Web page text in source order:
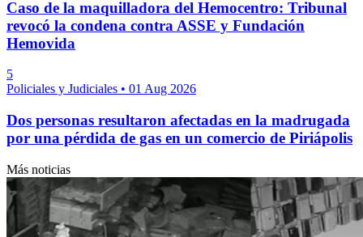
Caso de la maquilladora del Hemocentro: Tribunal
revocó la condena contra ASSE y Fundación
Hemovida
5
Policiales y Judiciales • 01 Aug 2026
Dos personas resultaron afectadas en la madrugada
por una pérdida de gas en un comercio de Piriápolis
Más noticias